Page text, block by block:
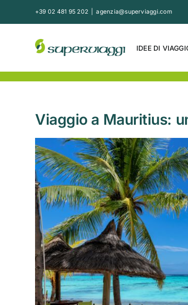
+39 02 481 95 202 agenzia@superviaggi.com
IDEE DI
Viaggio a Mauritius:
Ingrandisci
immagine